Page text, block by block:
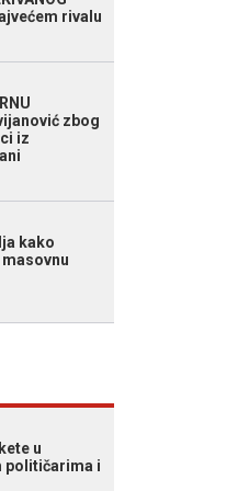
rivalu
zbog
iz
kako
u
političarima i